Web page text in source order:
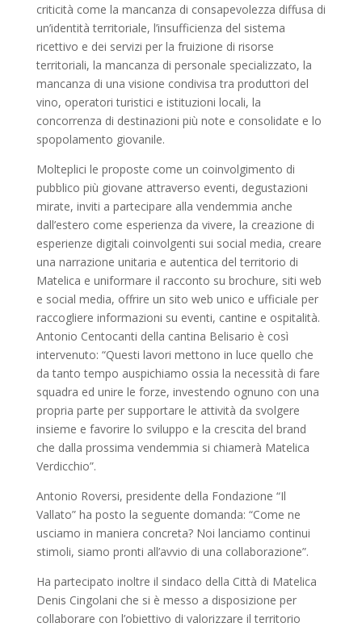
criticità come la mancanza di consapevolezza diffusa di
un’identità territoriale, l’insufficienza del sistema
ricettivo e dei servizi per la fruizione di risorse
territoriali, la mancanza di personale specializzato, la
mancanza di una visione condivisa tra produttori del
vino, operatori turistici e istituzioni locali, la
concorrenza di destinazioni più note e consolidate e lo
spopolamento giovanile.
Molteplici le proposte come un coinvolgimento di
pubblico più giovane attraverso eventi, degustazioni
mirate, inviti a partecipare alla vendemmia anche
dall’estero come esperienza da vivere, la creazione di
esperienze digitali coinvolgenti sui social media, creare
una narrazione unitaria e autentica del territorio di
Matelica e uniformare il racconto su brochure, siti web
e social media, offrire un sito web unico e ufficiale per
raccogliere informazioni su eventi, cantine e ospitalità.
Antonio Centocanti della cantina Belisario è così
intervenuto: “Questi lavori mettono in luce quello che
da tanto tempo auspichiamo ossia la necessità di fare
squadra ed unire le forze, investendo ognuno con una
propria parte per supportare le attività da svolgere
insieme e favorire lo sviluppo e la crescita del brand
che dalla prossima vendemmia si chiamerà Matelica
Verdicchio”.
Antonio Roversi, presidente della Fondazione “Il
Vallato” ha posto la seguente domanda: “Come ne
usciamo in maniera concreta? Noi lanciamo continui
stimoli, siamo pronti all’avvio di una collaborazione”.
Ha partecipato inoltre il sindaco della Città di Matelica
Denis Cingolani che si è messo a disposizione per
collaborare con l’obiettivo di valorizzare il territorio